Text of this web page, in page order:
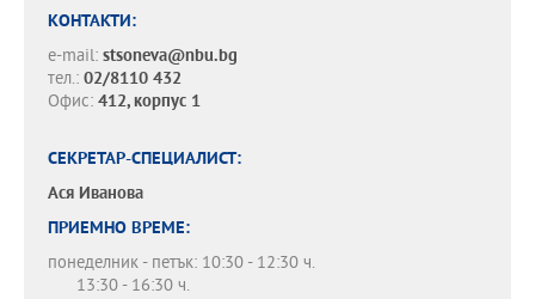
КОНТАКТИ:
e-mail: stsoneva@nbu.bg
тел.: 02/8110 432
Офис: 412, корпус 1
СЕКРЕТАР-СПЕЦИАЛИСТ:
Ася Иванова
ПРИЕМНО ВРЕМЕ:
понеделник - петък: 10:30 - 12:30 ч.
13:30 - 16:30 ч.